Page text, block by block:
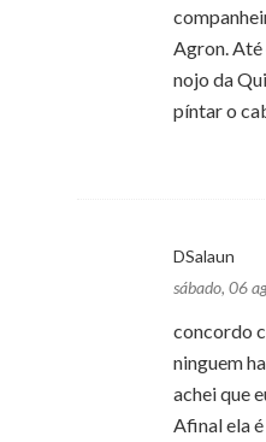
Agron. Até
nojo da
píntar o
DSalaun
sábado, 06
concordo
ninguem
achei que
Afinal ela